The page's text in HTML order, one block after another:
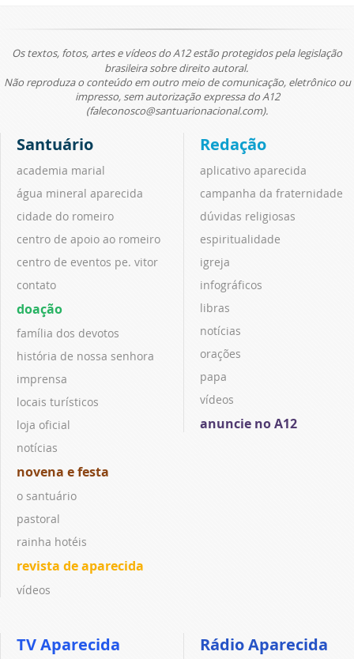
Os textos, fotos, artes e vídeos do A12 estão protegidos pela legislação
brasileira sobre direito autoral.
Não reproduza o conteúdo em outro meio de comunicação, eletrônico ou
impresso, sem autorização expressa do A12
(faleconosco@santuarionacional.com).
Santuário
academia marial
água mineral aparecida
cidade do romeiro
centro de apoio ao romeiro
centro de eventos pe. vitor
contato
doação
família dos devotos
história de nossa senhora
imprensa
locais turísticos
loja oficial
notícias
novena e festa
o santuário
pastoral
rainha hotéis
revista de aparecida
vídeos
Redação
aplicativo aparecida
campanha da fraternidade
dúvidas religiosas
espiritualidade
igreja
infográficos
libras
notícias
orações
papa
vídeos
anuncie no A12
TV Aparecida Rádio Aparecida